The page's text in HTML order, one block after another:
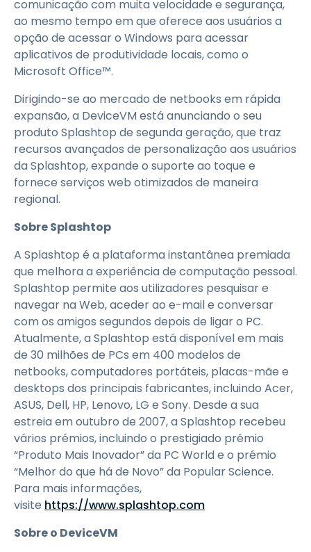
comunicação com muita velocidade e segurança,
ao mesmo tempo em que oferece aos usuários a
opção de acessar o Windows para acessar
aplicativos de produtividade locais, como o
Microsoft Office™.
Dirigindo-se ao mercado de netbooks em rápida
expansão, a DeviceVM está anunciando o seu
produto Splashtop de segunda geração, que traz
recursos avançados de personalização aos usuários
da Splashtop, expande o suporte ao toque e
fornece serviços web otimizados de maneira
regional.
Sobre Splashtop
A Splashtop é a plataforma instantânea premiada
que melhora a experiência de computação pessoal.
Splashtop permite aos utilizadores pesquisar e
navegar na Web, aceder ao e-mail e conversar
com os amigos segundos depois de ligar o PC.
Atualmente, a Splashtop está disponível em mais
de 30 milhões de PCs em 400 modelos de
netbooks, computadores portáteis, placas-mãe e
desktops dos principais fabricantes, incluindo Acer,
ASUS, Dell, HP, Lenovo, LG e Sony. Desde a sua
estreia em outubro de 2007, a Splashtop recebeu
vários prémios, incluindo o prestigiado prémio
“Produto Mais Inovador” da PC World e o prémio
“Melhor do que há de Novo” da Popular Science.
Para mais informações,
visite https://www.splashtop.com
Sobre o DeviceVM